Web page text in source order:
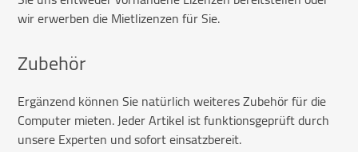
wir erwerben die Mietlizenzen für Sie.
Zubehör
Ergänzend können Sie natürlich weiteres Zubehör für die
Computer mieten. Jeder Artikel ist funktionsgeprüft durch
unsere Experten und sofort einsatzbereit.